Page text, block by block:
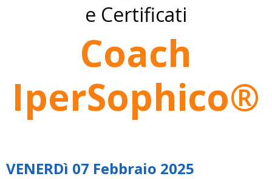
e Certificati
Coach
IperSophico®
VENERDì 07 Febbraio 2025